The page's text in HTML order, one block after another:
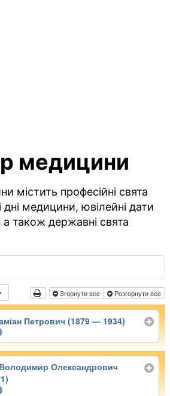
медицини
містить професійні свята
дні медицини, ювілейні дати
також державні свята
Згорнути все Розгорнути все
Петрович (1879 — 1934)
Олександрович